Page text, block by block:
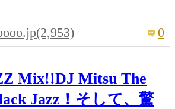
0
Mix!!DJ Mitsu The
Jazz！そして、驚